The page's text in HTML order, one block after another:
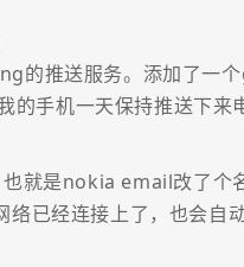
的推送服务。添加了一
的手机一天保持推送下
就是nokia email改了个
已经连接上了，也会自